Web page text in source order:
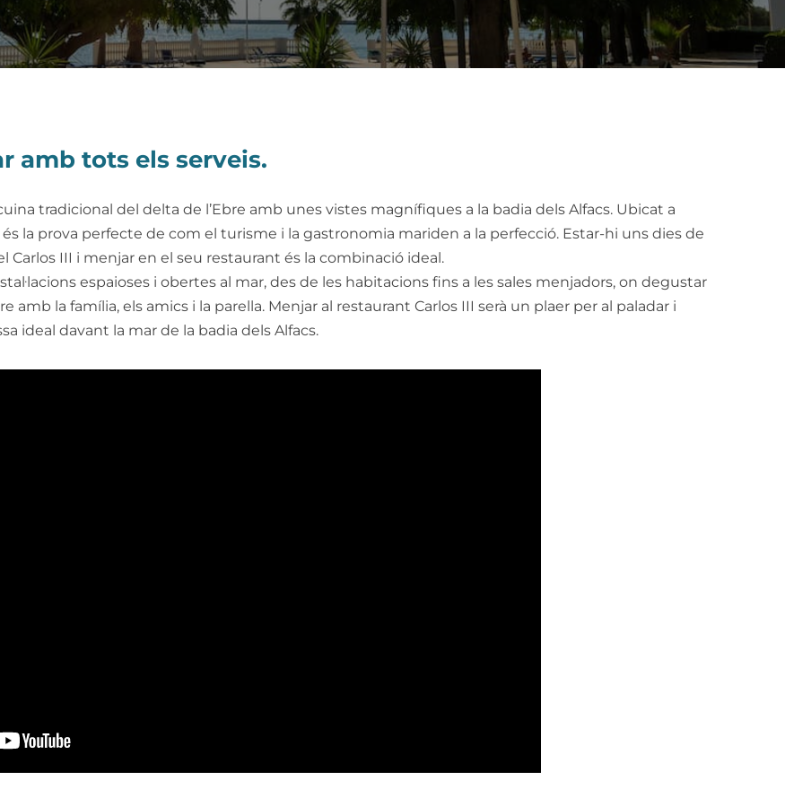
amb tots els serveis.
tradicional del delta de l’Ebre amb unes vistes magnífiques a la badia dels Alfacs. Ubicat a
la prova perfecte de com el turisme i la gastronomia mariden a la perfecció. Estar-hi uns dies de
Carlos III i menjar en el seu restaurant és la combinació ideal.
espaioses i obertes al mar, des de les habitacions fins a les sales menjadors, on degustar
amb la família, els amics i la parella. Menjar al restaurant Carlos III serà un plaer per al paladar i
ideal davant la mar de la badia dels Alfacs.